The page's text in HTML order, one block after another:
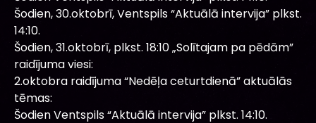
Šodien, 30.oktobrī, Ventspils “Aktuālā intervija” plkst.
14:10.
Šodien, 31.oktobrī, plkst. 18:10 „Solītajam pa pēdām”
raidījuma viesi:
2.oktobra raidījuma “Nedēļa ceturtdienā” aktuālās
tēmas:
Šodien Ventspils “Aktuālā intervija” plkst. 14:10.